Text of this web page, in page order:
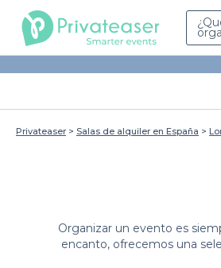
Privateaser Salas de alquiler en España
Organizar un evento es
encanto, ofrecemos una